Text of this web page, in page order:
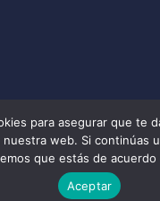
of Travel Journalism
GeneratePress
para asegurar que te
web. Si continúas
que estás de acuerdo
Aceptar